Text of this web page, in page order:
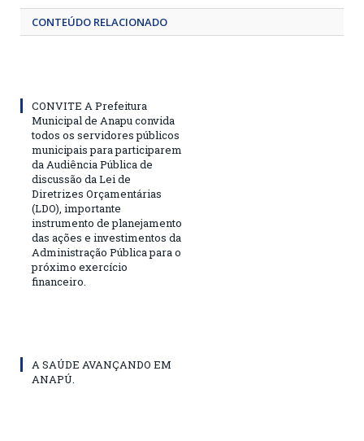
CONTEÚDO RELACIONADO
CONVITE A Prefeitura
Municipal de Anapu convida
todos os servidores públicos
municipais para participarem
da Audiência Pública de
discussão da Lei de
Diretrizes Orçamentárias
(LDO), importante
instrumento de planejamento
das ações e investimentos da
Administração Pública para o
próximo exercício
financeiro.
A SAÚDE AVANÇANDO EM
ANAPÚ.